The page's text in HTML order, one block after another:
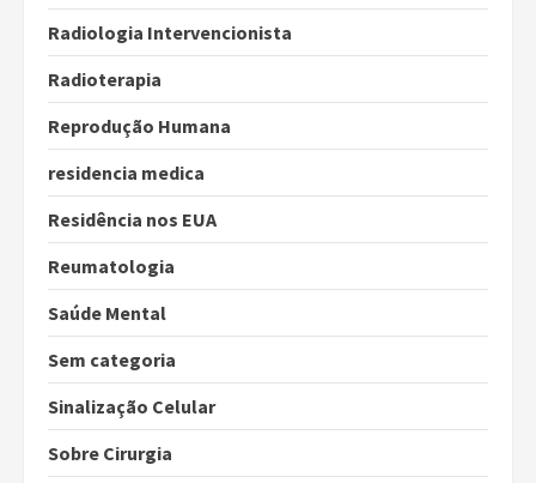
Radiologia Intervencionista
Radioterapia
Reprodução Humana
residencia medica
Residência nos EUA
Reumatologia
Saúde Mental
Sem categoria
Sinalização Celular
Sobre Cirurgia